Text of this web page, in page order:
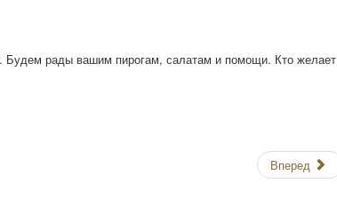
Будем рады вашим пирогам, салатам и помощи. Кто желает
Вперед